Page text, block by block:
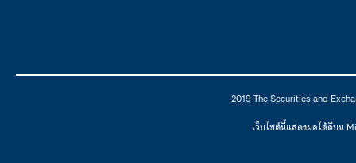
2019 The Securities and
เว็บไซต์นี้แสดงผลได้ดีบน